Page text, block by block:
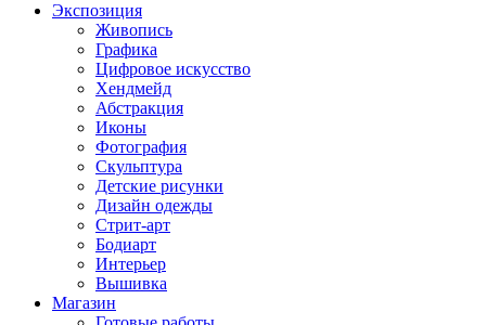
Экспозиция
Живопись
Графика
Цифровое искусство
Хендмейд
Абстракция
Иконы
Фотография
Скульптура
Детские рисунки
Дизайн одежды
Стрит-арт
Бодиарт
Интерьер
Вышивка
Магазин